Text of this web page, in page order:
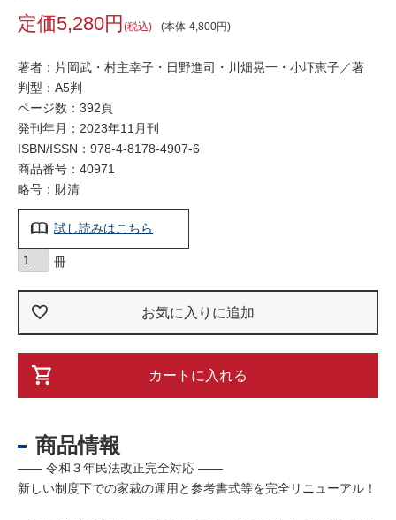
本体 4,800
5,280 税込
著者：片岡武・村主幸子・日野進司・川畑晃一・小圷恵子／著
判型：A5判
ページ数：392頁
発刊年月：2023年11月刊
ISBN/ISSN： 978-4-8178-4907-6
商品番号：40971
略号：財清
試し読みはこちら
お気に入りに追加
カートに入れる
商品情報
―― 令和３年民法改正完全対応 ――
新しい制度下での家裁の運用と参考書式等を完全リニューアル！